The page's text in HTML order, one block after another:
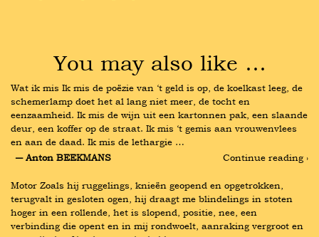
You may also like …
Wat ik mis Ik mis de poëzie van ‘t geld is op, de koelkast leeg, de
schemerlamp doet het al lang niet meer, de tocht en
eenzaamheid. Ik mis de wijn uit een kartonnen pak, een slaande
deur, een koffer op de straat. Ik mis ‘t gemis aan vrouwenvlees
en aan de daad. Ik mis de lethargie …
― Anton BEEKMANS
Continue reading ›
Motor Zoals hij ruggelings, knieën geopend en opgetrokken,
terugvalt in gesloten ogen, hij draagt me blindelings in stoten
hoger in een rollende, het is slopend, positie, nee, een
verbinding die opent en in mij rondwoelt, aanraking vergroot en